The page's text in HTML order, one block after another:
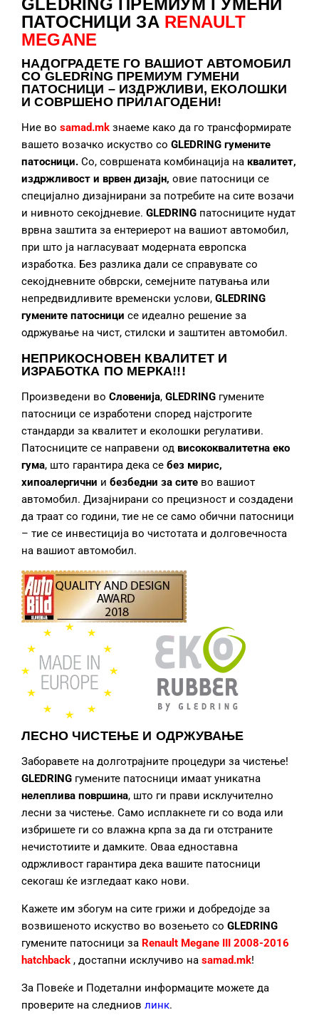
GLEDRING ПРЕМИУМ ГУМЕНИ
ПАТОСНИЦИ ЗА RENAULT
MEGANE
НАДОГРАДЕТЕГО ВАШИОТ АВТОМОБИЛ
СО GLEDRING ПРЕМИУМ ГУМЕНИ
ПАТОСНИЦИ – ИЗДРЖЛИВИ, ЕКОЛОШКИ
И СОВРШЕНО ПРИЛАГОДЕНИ!
Ние во samad.mk знаеме како да го трансформирате
вашето возачко искуство со GLEDRING гумените
патосници. Со, совршената комбинација на квалитет,
издржливост и врвен дизајн, овие патосници се
специјално дизајнирани за потребите на сите возачи
и нивното секојдневие. GLEDRING патосниците нудат
врвна заштита за ентериерот на вашиот автомобил,
при што ја нагласуваат модерната европска
изработка. Без разлика дали се справувате со
секојдневните обврски, семејните патувања или
непредвидливите временски услови, GLEDRING
гумените патосници се идеално решение за
одржување на чист, стилски и заштитен автомобил.
НЕПРИКОСНОВЕН КВАЛИТЕТ И
ИЗРАБОТКА ПО МЕРКА!!!
Произведени во Словенија, GLEDRING гумените
патосници се изработени според најстрогите
стандарди за квалитет и еколошки регулативи.
Патосниците се направени од висококвалитетна еко
гума, што гарантира дека се без мирис,
хипоалергични и безбедни за сите во вашиот
автомобил. Дизајнирани со прецизност и создадени
да траат со години, тие не се само обични патосници
– тие се инвестиција во чистотата и долговечноста
на вашиот автомобил.
ЛЕСНО ЧИСТЕЊЕ И ОДРЖУВАЊЕ
Заборавете на долготрајните процедури за чистење!
GLEDRING гумените патосници имаат уникатна
нелеплива површина, што ги прави исклучително
лесни за чистење. Само исплакнете ги со вода или
избришете ги со влажна крпа за да ги отстраните
нечистотиите и дамките. Оваа едноставна
одржливост гарантира дека вашите патосници
секогаш ќе изгледаат како нови.
Кажете им збогум на сите грижи и добредојде за
возвишеното искуство во возењето со GLEDRING
гумените патосници за Renault Megane III 2008-2016
hatchback , достапни исклучиво на samad.mk!
За Повеќе и Подетални информаците можете да
проверите на следниов линк.